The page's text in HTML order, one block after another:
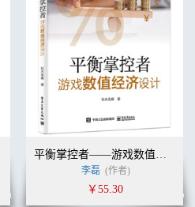
叶劲峰 (译者)
平衡掌控者——游戏数值经济设计
李磊 (作者)
￥55.30